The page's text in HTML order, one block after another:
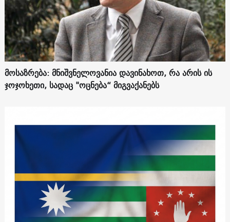
მოსაზრება: მნიშვნელოვანია დავინახოთ, რა არის ის
ჯოჯოხეთი, სადაც "ოცნება“ მიგვაქანებს